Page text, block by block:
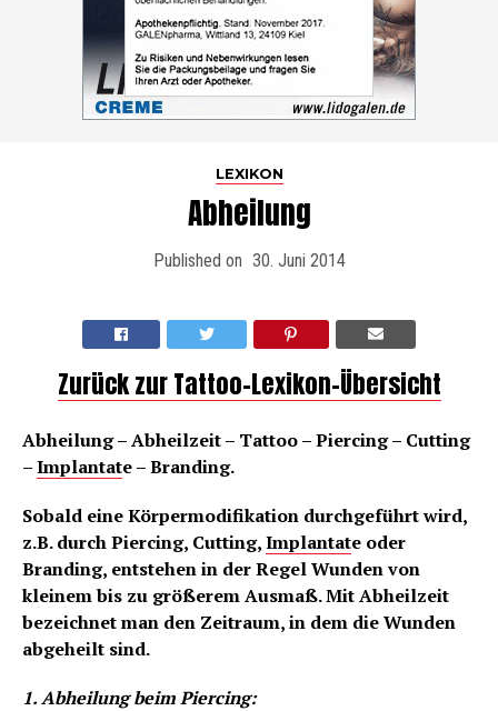
LEXIKON
Abheilung
Published on 30. Juni 2014
Zurück zur Tattoo-Lexikon-Übersicht
Abheilung – Abheilzeit – Tattoo – Piercing – Cutting
–Implantate – Branding.
Sobald eine Körpermodifikation durchgeführt wird,
z.B. durch Piercing, Cutting,Implantate oder
Branding, entstehen in der Regel Wunden von
kleinem bis zu größerem Ausmaß. Mit Abheilzeit
bezeichnet man den Zeitraum, in dem die Wunden
abgeheilt sind.
1. Abheilung beim Piercing: